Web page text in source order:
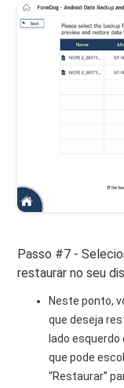
Passo #7 -
restaurar no seu
Neste ponto,
que deseja
lado
que pode
“Restaurar”